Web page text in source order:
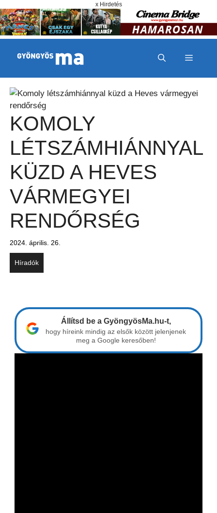
x Hirdetés
MENÜ
KOMOLY
LÉTSZÁMHIÁNNYAL
KÜZD A HEVES
VÁRMEGYEI
RENDŐRSÉG
2024. április. 26.
Híradók
Állítsd be a GyöngyösMa.hu-t,
hogy híreink mindig az elsők között jelenjenek
meg a Google keresőben!